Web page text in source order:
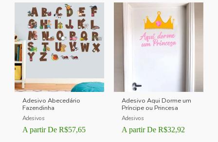
Adesivo Abecedário
Fazendinha
Adesivos
A partir De R$57,65
Adesivo Aqui Dorme um
Príncipe ou Princesa
Adesivos
A partir De R$32,92